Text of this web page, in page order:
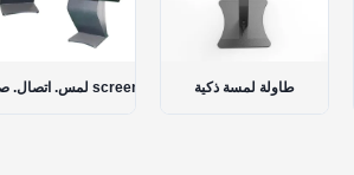
طاولة لمسة ذكية حائط فيديو LCD